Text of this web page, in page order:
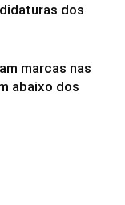
dos
marcas nas
abaixo dos